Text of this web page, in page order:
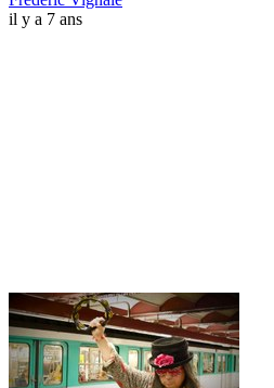
il y a 7 ans